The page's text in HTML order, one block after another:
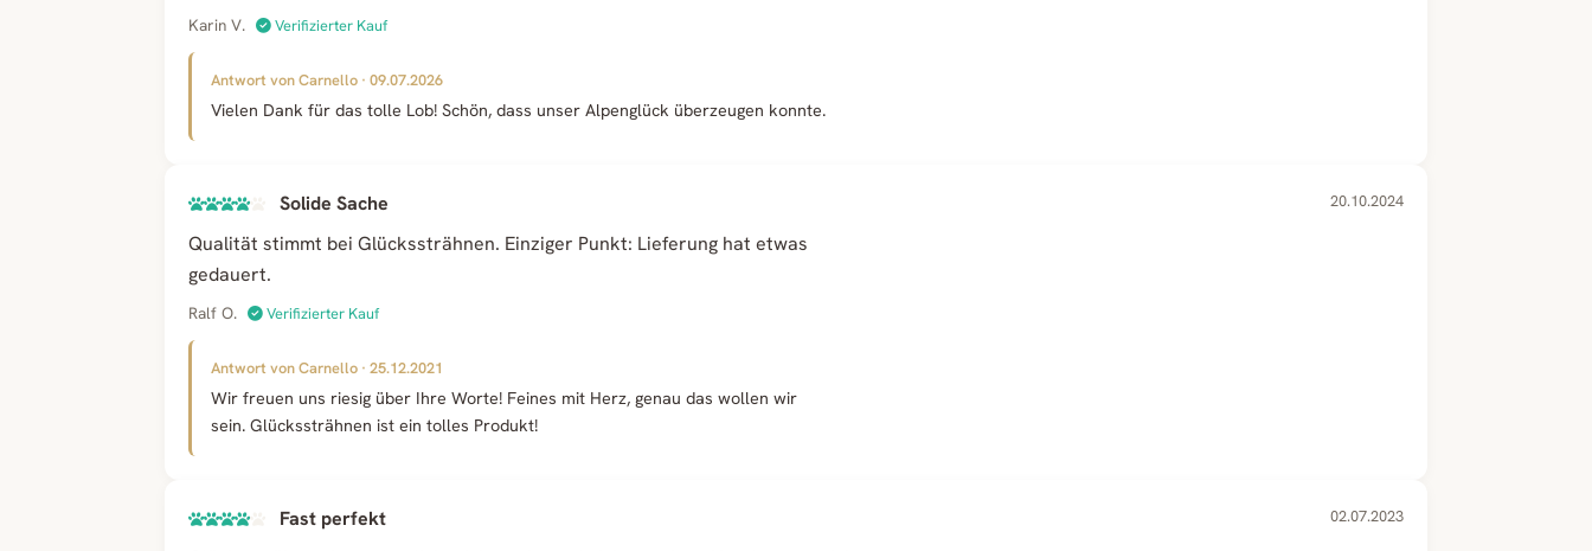
Karin V. Verifizierter Kauf
Antwort von Carnello · 09.07.2026
Vielen Dank für das tolle Lob! Schön, dass unser Alpenglück überzeugen konnte.
Solide Sache 20.10.2024
Qualität stimmt bei Glückssträhnen. Einziger Punkt: Lieferung hat etwas
gedauert.
Ralf O. Verifizierter Kauf
Antwort von Carnello · 25.12.2021
Wir freuen uns riesig über Ihre Worte! Feines mit Herz, genau das wollen wir
sein. Glückssträhnen ist ein tolles Produkt!
Fast perfekt 02.07.2023